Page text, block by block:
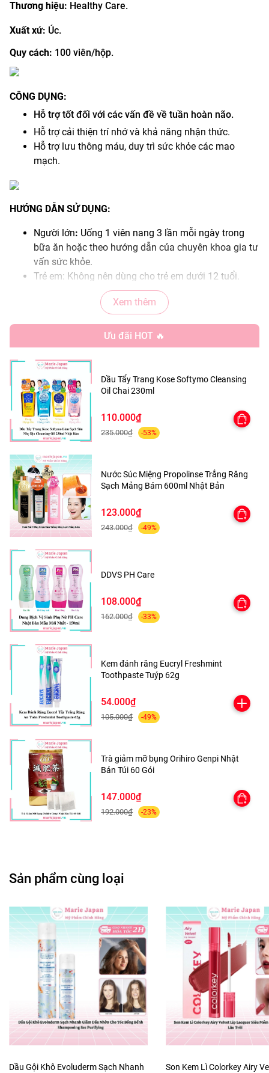
Thương hiệu: Healthy Care.
Xuất xứ: Úc.
Quy cách: 100 viên/hộp.
CÔNG DỤNG:
Hỗ trợ tốt đối với các vấn đề về tuần hoàn não.
Hỗ trợ cải thiện trí nhớ và khả năng nhận thức.
Hỗ trợ lưu thông máu, duy trì sức khỏe các mao
mạch.
HƯỚNG DẪN SỬ DỤNG:
Người lớn: Uống 1 viên nang 3 lần mỗi ngày trong
bữa ăn hoặc theo hướng dẫn của chuyên khoa gia tư
vấn sức khỏe.
Trẻ em: Không nên dùng cho trẻ em dưới 12 tuổi.
*Lưu ý:
Không nên dùng cho phụ nữ mang thai và cho con
bú.
Xem thêm
Ưu đãi HOT 🔥
Dầu Tẩy Trang Kose Softymo Cleansing
Oil Chai 230ml
110.000₫
235.000₫ -53%
Nước Súc Miệng Propolinse Trắng Răng
Sạch Mảng Bám 600ml Nhật Bản
123.000₫
243.000₫ -49%
DDVS PH Care
108.000₫
162.000₫ -33%
Kem đánh răng Eucryl Freshmint
Toothpaste Tuýp 62g
54.000₫
105.000₫ -49%
Trà giảm mỡ bụng Orihiro Genpi Nhật
Bản Túi 60 Gói
147.000₫
192.000₫ -23%
Sản phẩm cùng loại
Dầu Gội Khô Evoluderm Sạch Nhanh
Son Kem Lì Colorkey Airy